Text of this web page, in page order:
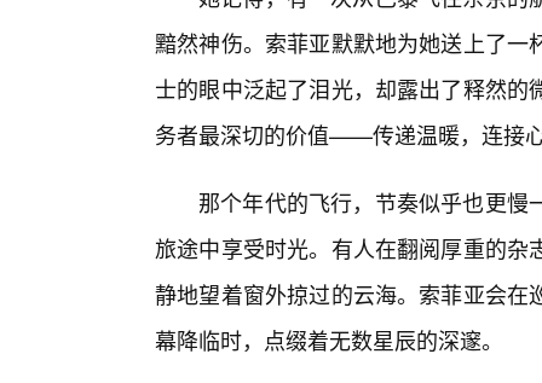
黯然神伤。索菲亚默默地为她送上了
士的眼中泛起了泪光，却露出了释然
务者最深切的价值——传递温暖，连接
那个年代的飞行，节奏似乎也更
旅途中享受时光。有人在翻阅厚重的
静地望着窗外掠过的云海。索菲亚会
幕降临时，点缀着无数星辰的深邃。